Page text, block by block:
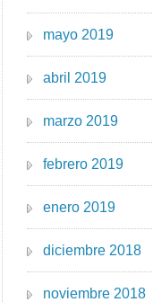
mayo 2019
abril 2019
marzo 2019
febrero 2019
enero 2019
diciembre 2018
noviembre 2018